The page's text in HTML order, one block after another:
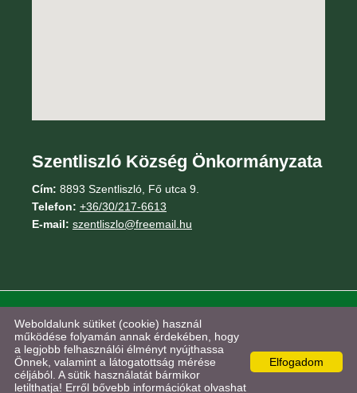
Szentliszló Község Önkormányzata
Cím: 8893 Szentliszló, Fő utca 9.
Telefon: +36/30/217-6613
E-mail: szentliszlo@freemail.hu
© 2026 - Szentliszló Község Önkormányzata
Oldal információklAdatkezelési tájékoztatólImpresszum
Elfogadom
Weboldalunk sütiket (cookie) használ
működése folyamán annak érdekében, hogy
a legjobb felhasználói élményt nyújthassa
Önnek, valamint a látogatottság mérése
céljából. A sütik használatát bármikor
letilthatja! Erről bővebb információkat olvashat